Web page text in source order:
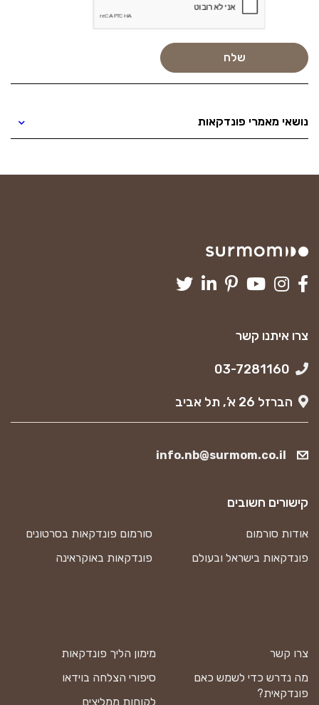
נושאי מאמרי פונדקאות
צרו איתנו קשר
הברזל 26 א’, תל אביב
info.nb@surmom.co.il
צרו קשר
מה נדרש כדי לשמש כאם
פונדקאית?
מימון הליך פונדקאות
סיפורי הצלחה בוידאו
לקוחות ממליצים
קישורים חשובים
אודות סורמום
סורמום פונדקאות בסרטונים
פונדקאות בישראל ובעולם
פונדקאות באוקראינה